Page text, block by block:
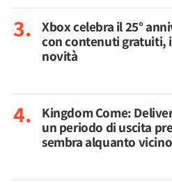
Xbox celebra il 25°
con contenuti gratuiti,
novità
Kingdom Come:
un periodo di uscita
sembra alquanto vicino